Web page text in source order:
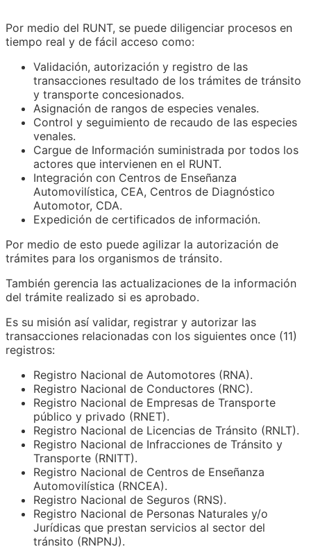
Por medio del RUNT, se puede diligenciar procesos en
tiempo real y de fácil acceso como:
Validación, autorización y registro de las
transacciones resultado de los trámites de tránsito
y transporte concesionados.
Asignación de rangos de especies venales.
Control y seguimiento de recaudo de las especies
venales.
Cargue de Información suministrada por todos los
actores que intervienen en el RUNT.
Integración con Centros de Enseñanza
Automovilística, CEA, Centros de Diagnóstico
Automotor, CDA.
Expedición de certificados de información.
Por medio de esto puede agilizar la autorización de
trámites para los organismos de tránsito.
También gerencia las actualizaciones de la información
del trámite realizado si es aprobado.
Es su misión así validar, registrar y autorizar las
transacciones relacionadas con los siguientes once (11)
registros:
Registro Nacional de Automotores (RNA).
Registro Nacional de Conductores (RNC).
Registro Nacional de Empresas de Transporte
público y privado (RNET).
Registro Nacional de Licencias de Tránsito (RNLT).
Registro Nacional de Infracciones de Tránsito y
Transporte (RNITT).
Registro Nacional de Centros de Enseñanza
Automovilística (RNCEA).
Registro Nacional de Seguros (RNS).
Registro Nacional de Personas Naturales y/o
Jurídicas que prestan servicios al sector del
tránsito (RNPNJ).